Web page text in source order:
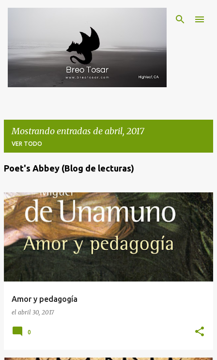
Mostrando entradas de abril, 2017
VER TODO
n
t
r
a
d
a
s
Poet's Abbey (Blog de lecturas)
Amor y pedagogía
el abril 30, 2017
0